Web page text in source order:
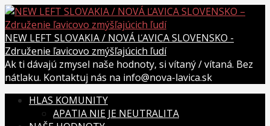
Skip
to
content
NEW LEFT SLOVAKIA / NOVÁ ĽAVICA SLOVENSKO -
Združenie ľavicovo zmýšľajúcich ľudí
Ak ti dávajú zmysel naše hodnoty, si vítaný / vítaná. Bez
nátlaku. Kontaktuj nás na info@nova-lavica.sk
HLAS KOMUNITY
APATIA NIE JE NEUTRALITA